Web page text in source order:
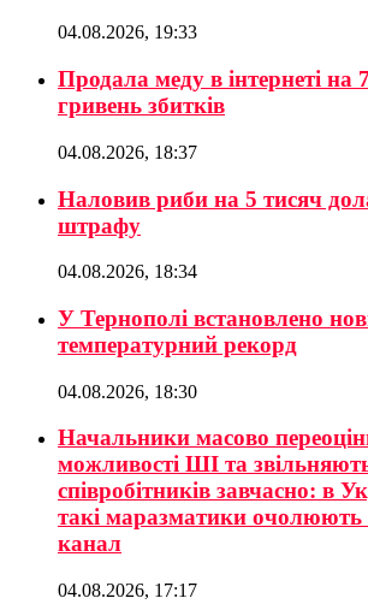
04.08.2026, 19:33
Продала меду в інтернеті на
гривень збитків
04.08.2026, 18:37
Наловив риби на 5 тисяч
штрафу
04.08.2026, 18:34
У Тернополі встановлено
температурний рекорд
04.08.2026, 18:30
Начальники масово
можливості ШІ та
співробітників завчасно: в
такі маразматики очолюють
канал
04.08.2026, 17:17